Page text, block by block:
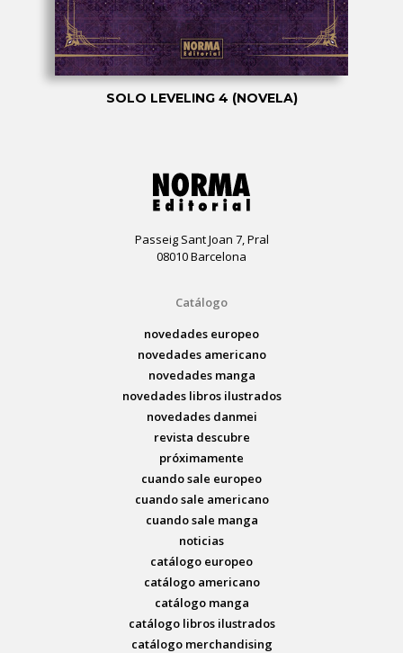
SOLO LEVELING 4 (NOVELA)
Passeig Sant Joan 7, Pral
08010 Barcelona
Catálogo
novedades europeo
novedades americano
novedades manga
novedades libros ilustrados
novedades danmei
revista descubre
próximamente
cuando sale europeo
cuando sale americano
cuando sale manga
noticias
catálogo europeo
catálogo americano
catálogo manga
catálogo libros ilustrados
catálogo merchandising